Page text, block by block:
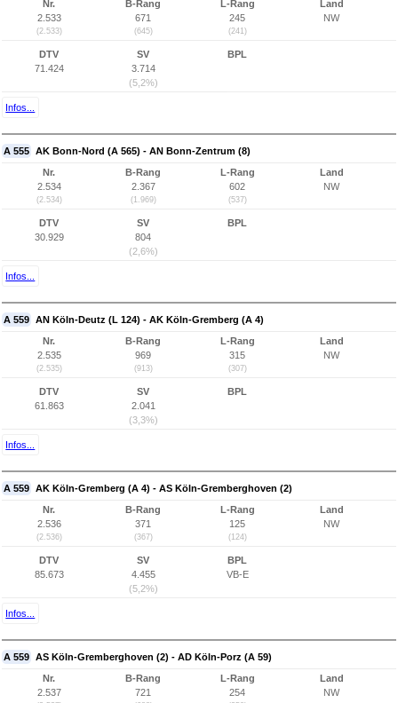
Nr.
2.533
(2.533)
B-Rang
671
(645)
L-Rang
245
(241)
Land
NW
DTV
71.424
SV
3.714
(5,2%)
BPL
Infos...
A 555 AK Bonn-Nord (A 565) - AN Bonn-Zentrum (8)
Nr.
2.534
(2.534)
B-Rang
2.367
(1.969)
L-Rang
602
(537)
Land
NW
DTV
30.929
SV
804
(2,6%)
BPL
Infos...
A 559 AN Köln-Deutz (L 124) - AK Köln-Gremberg (A 4)
Nr.
2.535
(2.535)
B-Rang
969
(913)
L-Rang
315
(307)
Land
NW
DTV
61.863
SV
2.041
(3,3%)
BPL
Infos...
A 559 AK Köln-Gremberg (A 4) - AS Köln-Gremberghoven (2)
Nr.
2.536
(2.536)
B-Rang
371
(367)
L-Rang
125
(124)
Land
NW
DTV
85.673
SV
4.455
(5,2%)
BPL
VB-E
Infos...
A 559 AS Köln-Gremberghoven (2) - AD Köln-Porz (A 59)
Nr.
2.537
B-Rang
721
L-Rang
254
Land
NW